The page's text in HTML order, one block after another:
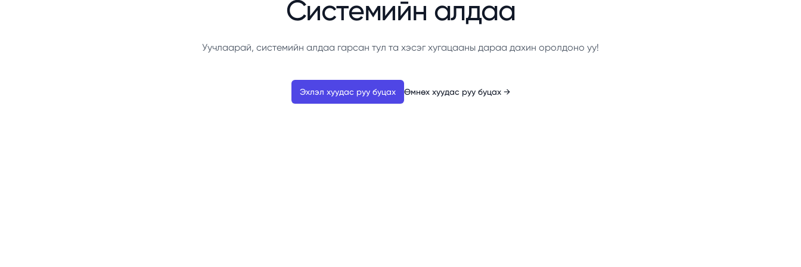
Системийн алдаа
Уучлаарай, системийн алдаа гарсан тул та хэсэг хугацааны дараа дахин оролдоно уу!
Эхлэл хуудас руу буцах Өмнөх хуудас руу буцах →